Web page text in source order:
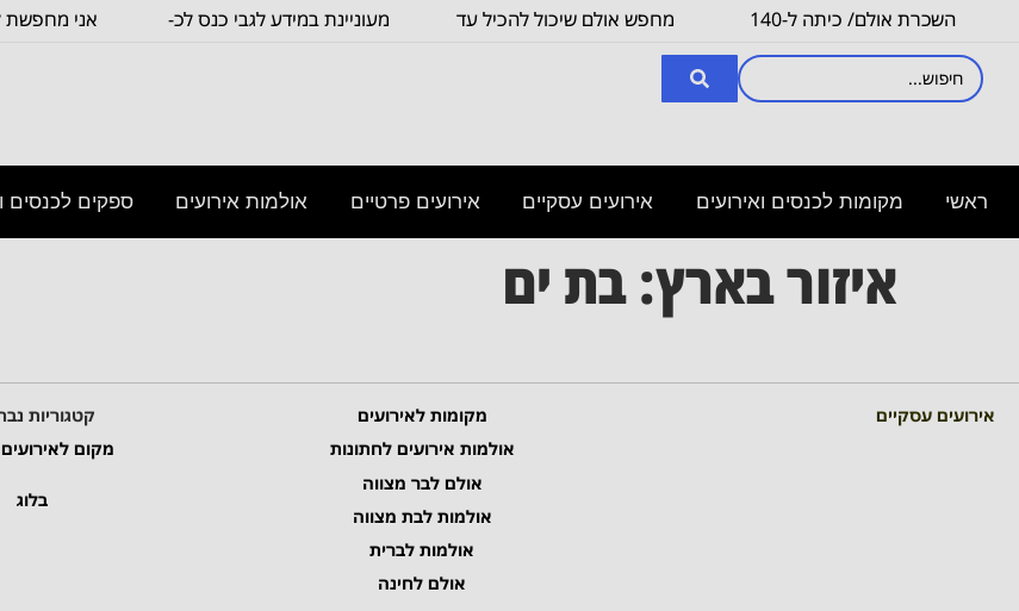
השכרת אולם/ כיתה ל-140
איש, לצורך
מחפש אולם שיכול להכיל עד
מעוניינת במידע לגבי כנס לכ-
אני מחפשת
ראשי מקומות לכנסים ואירועים אירועים עסקיים אירועים פרטיים אולמות אירועים ספקים לכנסים
איזור בארץ:בת ים
אירועים עסקיים
מקומות לאירועים
אולמות אירועים לחתונות
אולם לבר מצווה
אולמות לבת מצווה
אולמות לברית
אולם לחינה
קטגוריות
מקום
בלוג מקום
ספרו לנו על האירוע שלכם
ונתאים לכם את המקומות
×